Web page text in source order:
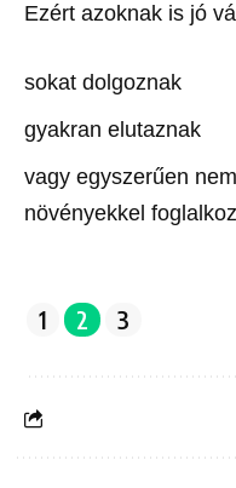
Ezért azoknak is jó
sokat dolgoznak
gyakran elutaznak
vagy egyszerűen
növényekkel
1 2 3